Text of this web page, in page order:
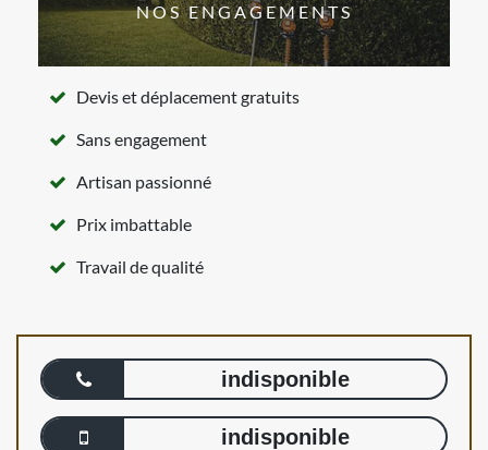
NOS ENGAGEMENTS
Devis et déplacement gratuits
Sans engagement
Artisan passionné
Prix imbattable
Travail de qualité
indisponible
indisponible